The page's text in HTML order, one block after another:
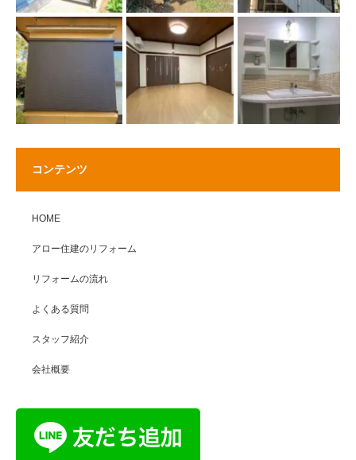
コンテンツ
HOME
アロー住建のリフォーム
リフォームの流れ
よくある質問
スタッフ紹介
会社概要